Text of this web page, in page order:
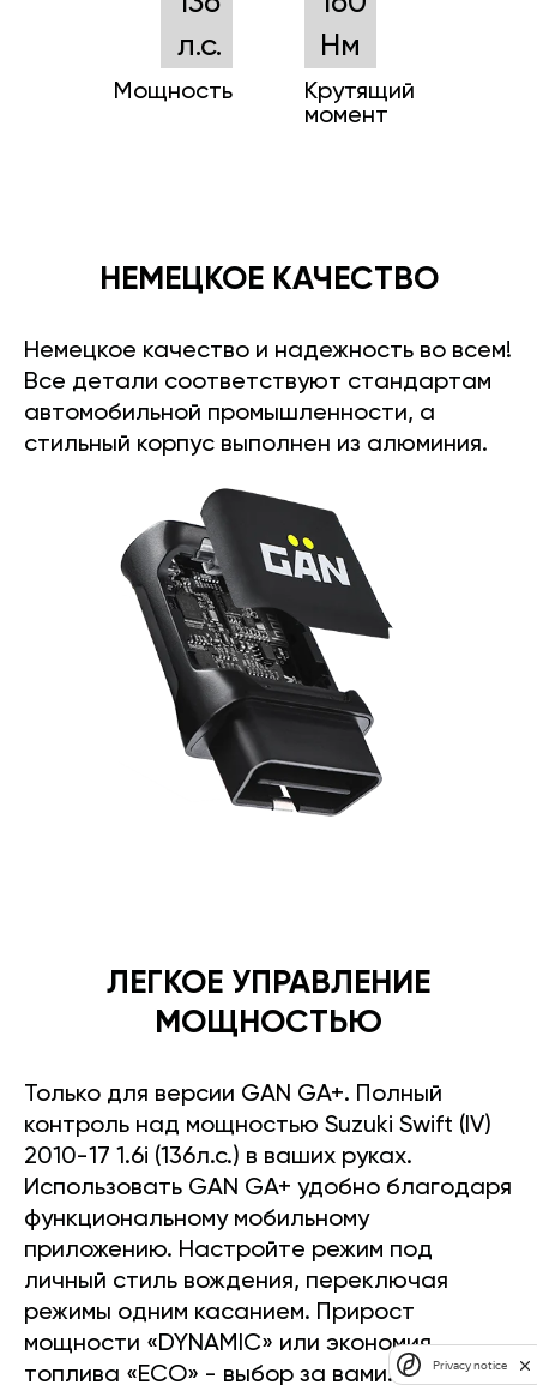
л.с.
Мощность
Нм
Крутящий
момент
НЕМЕЦКОЕ КАЧЕСТВО
Немецкое качество и надежность во всем!
Все детали соответствуют стандартам
автомобильной промышленности, а
стильный корпус выполнен из алюминия.
ЛЕГКОЕ УПРАВЛЕНИЕ
МОЩНОСТЬЮ
Только для версии GAN GA+. Полный
контроль над мощностью Suzuki Swift (IV)
2010-17 1.6i (136л.с.) в ваших руках.
Использовать GAN GA+ удобно благодаря
функциональному мобильному
приложению. Настройте режим под
личный стиль вождения, переключая
режимы одним касанием. Прирост
мощности «DYNAMIC» или экономия
топлива «ECO» - выбор за вами.
Privacy notice